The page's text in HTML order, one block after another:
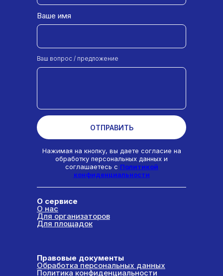
Правовые документы
Обработка персональных данных
Политика конфиденциальности
О сервисе
О нас
Для организаторов
Для площадок
Ваше имя
Ваш вопрос / предложение
ОТПРАВИТЬ
Нажимая на кнопку, вы даете согласие на
обработку персональных данных и
соглашаетесь c Политикой
конфиденциальности